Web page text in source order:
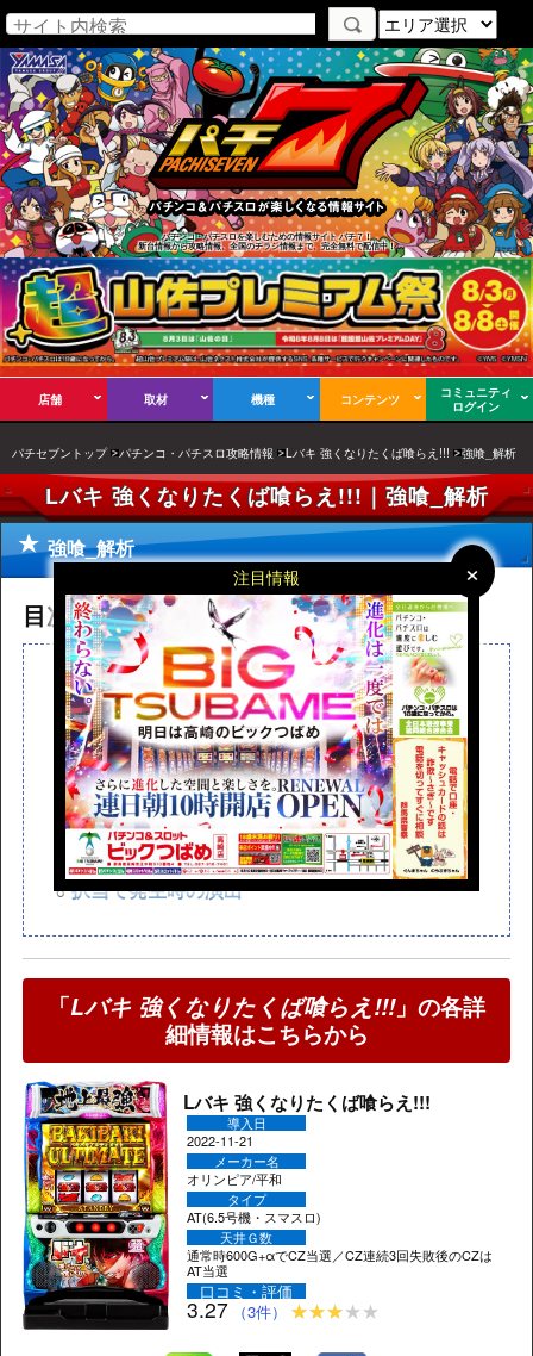
×
×
注目情報
パチンコ・パチスロを楽しむための情報サイト パチ７！
新台情報から攻略情報、全国のチラシ情報まで、完全無料で配信中！
店舗 取材 機種 コンテンツ
コミュニティ
ログイン
パチセブントップ パチンコ・パチスロ攻略情報 Lバキ 強くなりたくば喰らえ!!! 強喰_解析
Lバキ 強くなりたくば喰らえ!!!｜強喰_解析
強喰_解析
目次 読みたいところまで飛べます
強喰(つよくら)
BARリプレイ確率&択数割合
BAR図柄の押し方・押し順について
図柄停止時の裏ボタン
確定強喰昇格率
択当て発生時の演出
「Lバキ 強くなりたくば喰らえ!!!」の各詳
細情報はこちらから
Lバキ 強くなりたくば喰らえ!!!
導入日
2022-11-21
メーカー名
オリンピア/平和
タイプ
AT(6.5号機・スマスロ)
天井Ｇ数
通常時600G+αでCZ当選／CZ連続3回失敗後のCZは
AT当選
口コミ・評価
3.27 （3件）